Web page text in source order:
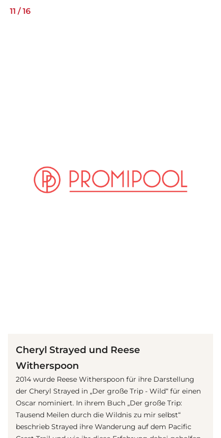
11 /16
Cheryl Strayed und Reese
Witherspoon
2014 wurde Reese Witherspoon für ihre Darstellung
der Cheryl Strayed in „Der große Trip - Wild“ für einen
Oscar nominiert. In ihrem Buch „Der große Trip:
Tausend Meilen durch die Wildnis zu mir selbst“
beschrieb Strayed ihre Wanderung auf dem Pacific